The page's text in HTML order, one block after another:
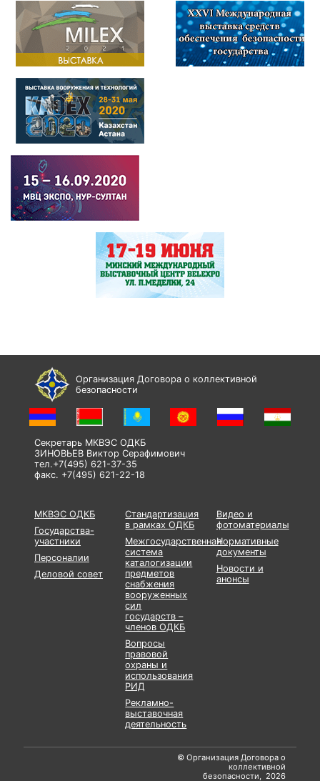
Организация Договора о коллективной
безопасности
Секретарь МКВЭС ОДКБ
ЗИНОВЬЕВ Виктор Серафимович
тел.+7(495) 621-37-35
факс. +7(495) 621-22-18
МКВЭС ОДКБ
Государства-
участники
Персоналии
Деловой совет
Стандартизация
в рамках ОДКБ
Межгосударственная
система
каталогизации
предметов
снабжения
вооруженных
сил
государств –
членов ОДКБ
Вопросы
правовой
охраны и
использования
РИД
Рекламно-
выставочная
деятельность
Видео и
фотоматериалы
Нормативные
документы
Новости и
анонсы
© Организация Договора о
коллективной
безопасности, 2026